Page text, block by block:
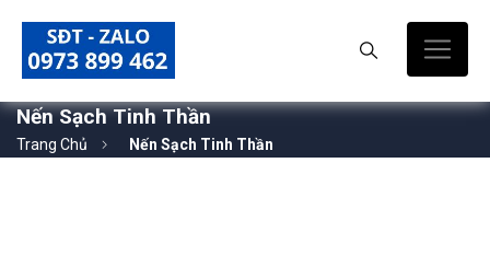
Nến Sạch Tinh Thần
Trang Chủ Nến Sạch Tinh Thần